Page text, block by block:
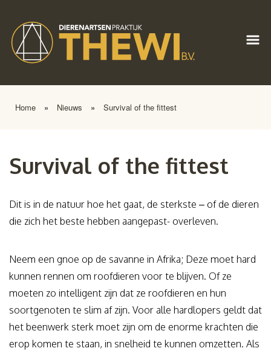
Home » Nieuws » Survival of the fittest
Survival of the fittest
Dit is in de natuur hoe het gaat, de sterkste – of de dieren
die zich het beste hebben aangepast- overleven.
Neem een gnoe op de savanne in Afrika; Deze moet hard
kunnen rennen om roofdieren voor te blijven. Of ze
moeten zo intelligent zijn dat ze roofdieren en hun
soortgenoten te slim af zijn. Voor alle hardlopers geldt dat
het beenwerk sterk moet zijn om de enorme krachten die
erop komen te staan, in snelheid te kunnen omzetten. Als